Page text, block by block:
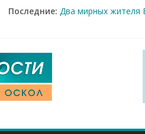
Последние: Два мирных жителя
100%-я
Рейд по местам
«Купеческие